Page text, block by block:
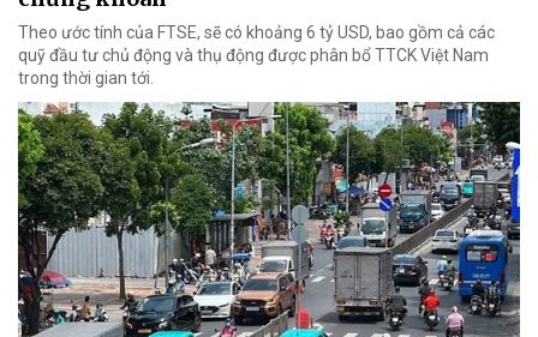
Theo ước tính của FTSE, sẽ có khoảng 6 tỷ USD, bao gồm cả các
quỹ đầu tư chủ động và thụ động được phân bổ TTCK Việt Nam
trong thời gian tới.